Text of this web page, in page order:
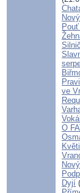
ve
O
Dyjí